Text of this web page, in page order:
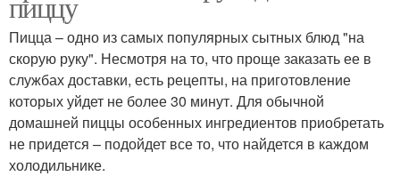
Пицца – одно из самых популярных сытных блюд "на
скорую руку". Несмотря на то, что проще заказать ее в
службах доставки, есть рецепты, на приготовление
которых уйдет не более 30 минут. Для обычной
домашней пиццы особенных ингредиентов приобретать
не придется – подойдет все то, что найдется в каждом
холодильнике.